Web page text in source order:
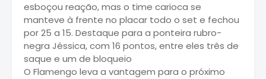
esboçou reação, mas o time carioca se
manteve à frente no placar todo o set e fechou
por 25 a 15. Destaque para a ponteira rubro-
negra Jéssica, com 16 pontos, entre eles três de
saque e um de bloqueio
O Flamengo leva a vantagem para o próximo